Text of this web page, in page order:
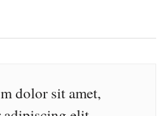
dolor sit amet,